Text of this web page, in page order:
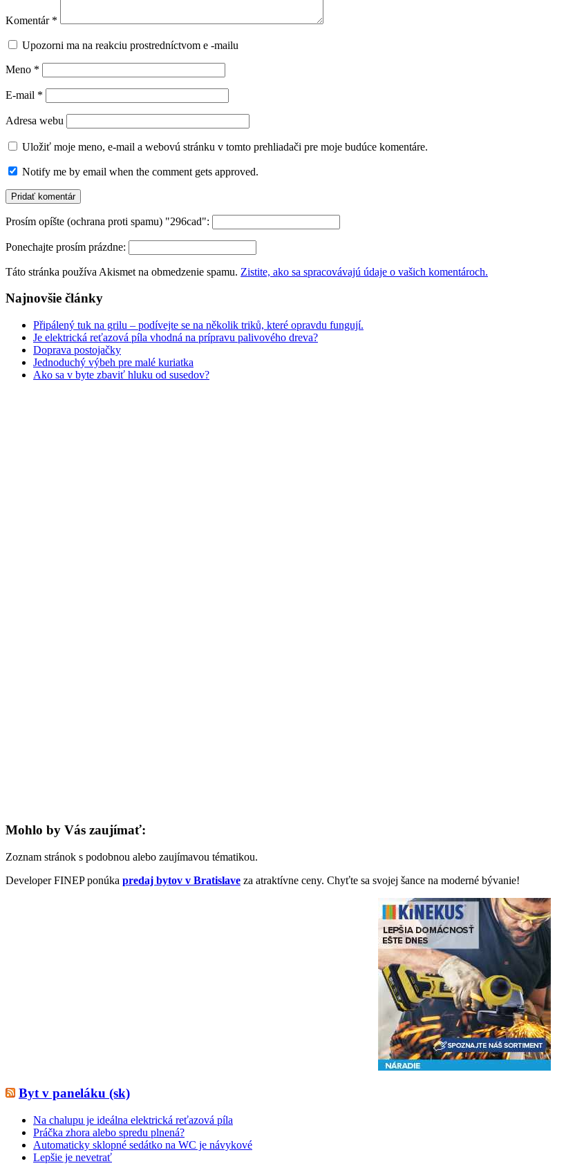
Komentár *
Upozorni ma na reakciu prostredníctvom e -mailu
Meno *
E-mail *
Adresa webu
Uložiť moje meno, e-mail a webovú stránku v tomto prehliadači pre moje budúce komentáre.
Notify me by email when the comment gets approved.
Prosím opíšte (ochrana proti spamu) "296cad":
Ponechajte prosím prázdne:
Táto stránka používa Akismet na obmedzenie spamu. Zistite, ako sa spracovávajú údaje o vašich komentároch.
Najnovšie články
Připálený tuk na grilu – podívejte se na několik triků, které opravdu fungují.
Je elektrická reťazová píla vhodná na prípravu palivového dreva?
Doprava postojačky
Jednoduchý výbeh pre malé kuriatka
Ako sa v byte zbaviť hluku od susedov?
Mohlo by Vás zaujímať:
Zoznam stránok s podobnou alebo zaujímavou tématikou.
Developer FINEP ponúka predaj bytov v Bratislave za atraktívne ceny. Chyťte sa svojej šance na moderné bývanie!
Byt v paneláku (sk)
Na chalupu je ideálna elektrická reťazová píla
Práčka zhora alebo spredu plnená?
Automaticky sklopné sedátko na WC je návykové
Lepšie je nevetrať